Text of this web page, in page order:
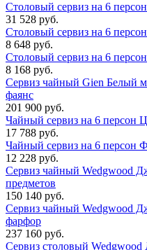
Столовый сервиз на 6
31 528 руб.
Столовый сервиз на 6
8 648 руб.
Столовый сервиз на 6
8 168 руб.
Сервиз чайный Gien Белый
фаянс
201 900 руб.
Чайный сервиз на 6 персон
17 788 руб.
Чайный сервиз на 6 персон
12 228 руб.
Сервиз чайный Wedgwood
предметов
150 140 руб.
Сервиз чайный Wedgwood
фарфор
237 160 руб.
Сервиз столовый